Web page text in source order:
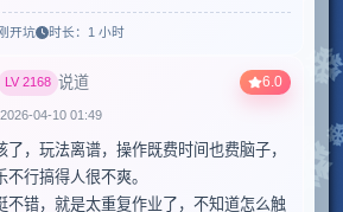
刚开坑 时长： 1 小时
6.0
LV2168 说道
2026-04-10 01:49
了，玩法离谱，操作既费时间也费脑子，
不行搞得人很不爽。
不错，就是太重复作业了，不知道怎么触